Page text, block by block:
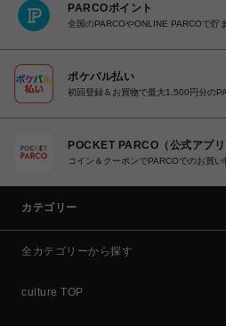
PARCOポイント
全国のPARCOやONLINE PARCOで貯
ポケパル払い
初回登録＆お買物で最大1,500円分の
POCKET PARCO（公式アプリ
コイン＆クーポンでPARCOでのお買い
カテゴリー
全カテゴリーから探す
culture TOP